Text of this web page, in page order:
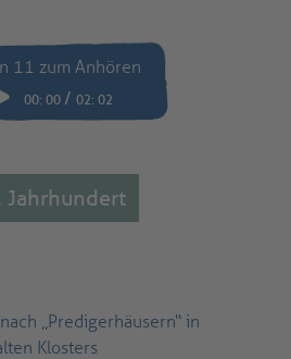
11 zum Anhören
00: 00 / 02: 02
Jahrhundert
„Predigerhäusern“ in
Klosters